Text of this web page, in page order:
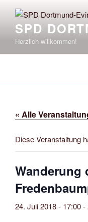
Inhalt
springenSPD
Herzlich willkommen!
« Alle
Diese Veranstaltung
Wanderung
24. Juli 2018 - 17:00-